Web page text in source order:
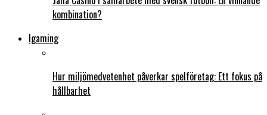
kombination?
Igaming
Hur miljömedvetenhet påverkar spelföretag: Ett fokus på
hållbarhet